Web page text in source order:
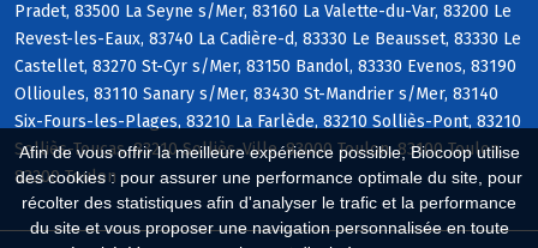
Afin de vous offrir la meilleure expérience possible, Biocoop utilise
des cookies : pour assurer une performance optimale du site, pour
récolter des statistiques afin d'analyser le trafic et la performance
du site et vous proposer une navigation personnalisée en toute
Pradet, 83500 La Seyne s/Mer, 83160 La Valette-du-Var, 83200 Le
Revest-les-Eaux, 83740 La Cadière-d, 83330 Le Beausset, 83330 Le
Castellet, 83270 St-Cyr s/Mer, 83150 Bandol, 83330 Evenos, 83190
Ollioules, 83110 Sanary s/Mer, 83430 St-Mandrier s/Mer, 83140
Six-Fours-les-Plages, 83210 La Farlède, 83210 Solliès-Pont, 83210
Solliès-Toucas, 83210 Solliès-Ville, 83000 Toulon, 83100 Toulon,
83200 Toulon